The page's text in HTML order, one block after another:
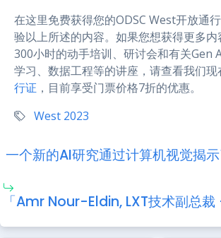
在这里免费获得您的ODSC West开放通
验以上所述的内容。如果您想获得更多
300小时的动手培训、研讨会和有关Gen
学习、数据工程等的讲座，请查看我们现
行证 ，目前享受门票价格7折的优惠。
West 2023
一个新的AI研究通过计算机视觉揭
「Amr Nour-Eldin, LXT技术副总裁